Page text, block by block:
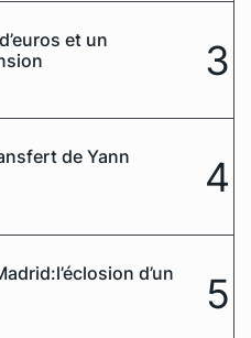
et un
3
de Yann
4
d’un
5